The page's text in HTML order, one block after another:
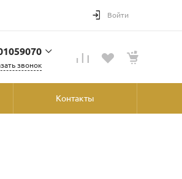
Войти
звонок
Контакты